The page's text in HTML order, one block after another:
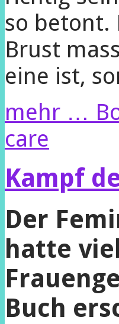
so betont.
Brust
eine ist,
mehr …
care
Kampf
Der
hatte
Buch